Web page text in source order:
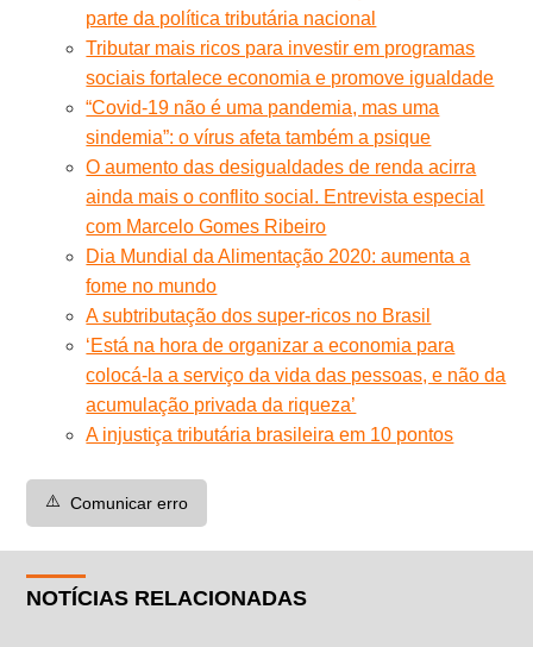
parte da política tributária nacional
Tributar mais ricos para investir em programas
sociais fortalece economia e promove igualdade
“Covid-19 não é uma pandemia, mas uma
sindemia”: o vírus afeta também a psique
O aumento das desigualdades de renda acirra
ainda mais o conflito social. Entrevista especial
com Marcelo Gomes Ribeiro
Dia Mundial da Alimentação 2020: aumenta a
fome no mundo
A subtributação dos super-ricos no Brasil
‘Está na hora de organizar a economia para
colocá-la a serviço da vida das pessoas, e não da
acumulação privada da riqueza’
A injustiça tributária brasileira em 10 pontos
⚠️ Comunicar erro
NOTÍCIAS RELACIONADAS